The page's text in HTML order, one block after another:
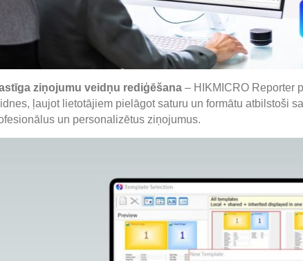
ziņojumu veidņu rediģēšana – HIKMICRO Reporter
ļaujot lietotājiem pielāgot saturu un formātu atbilstoši
un personalizētus ziņojumus.